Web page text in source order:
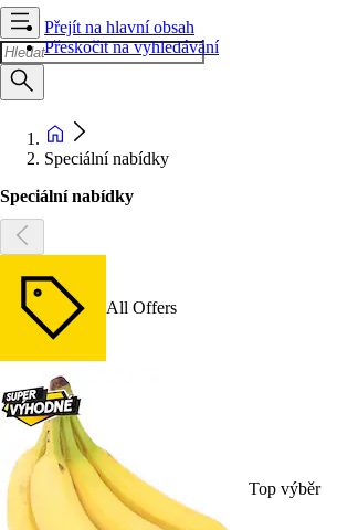
Přejít na hlavní obsah
Přeskočit na vyhledávání
Speciální nabídky
Speciální nabídky
All Offers
Top výběr